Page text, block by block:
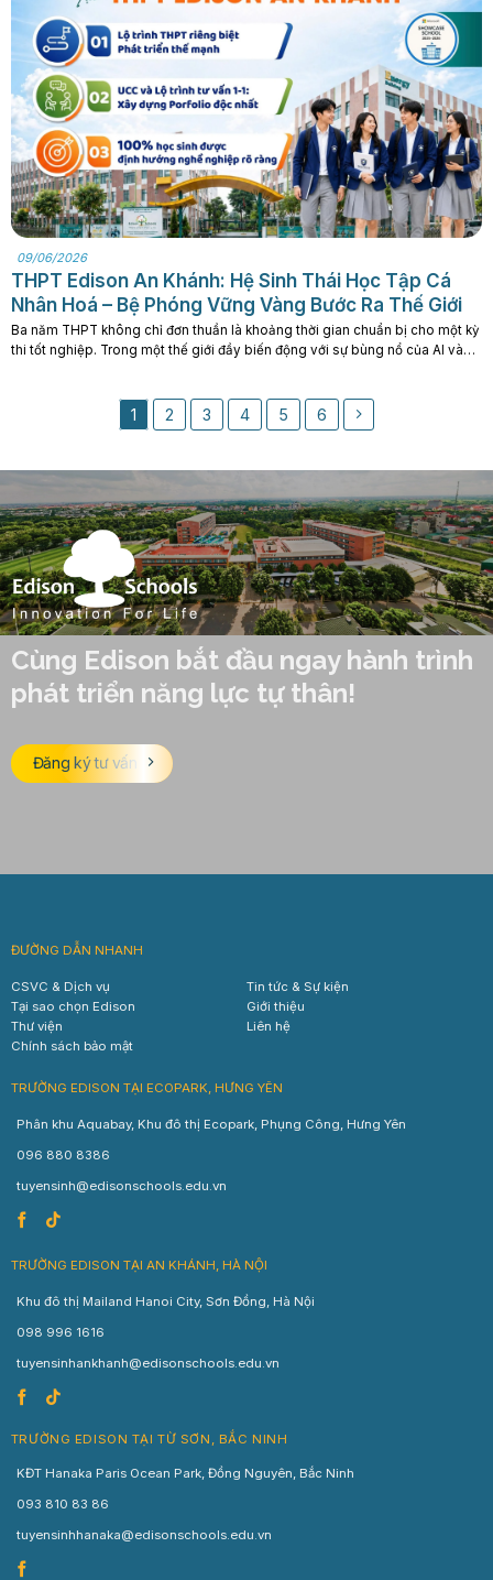
09/06/2026
THPT Edison An Khánh: Hệ Sinh Thái Học Tập Cá
Nhân Hoá – Bệ Phóng Vững Vàng Bước Ra Thế Giới
Ba năm THPT không chỉ đơn thuần là khoảng thời gian chuẩn bị cho một kỳ
thi tốt nghiệp. Trong một thế giới đầy biến động với sự bùng nổ của AI và
1 2 3 4 5 6
Cùng Edison bắt đầu ngay hành trình
phát triển năng lực tự thân!
Đăng ký tư vấn
ĐƯỜNG DẪN NHANH
CSVC & Dịch vụ
Tin tức & Sự kiện
Tại sao chọn Edison
Giới thiệu
Thư viện
Liên hệ
Chính sách bảo mật
TRƯỜNG EDISON TẠI ECOPARK, HƯNG YÊN
Phân khu Aquabay, Khu đô thị Ecopark, Phụng Công, Hưng Yên
096 880 8386
tuyensinh@edisonschools.edu.vn
TRƯỜNG EDISON TẠI AN KHÁNH, HÀ NỘI
Khu đô thị Mailand Hanoi City, Sơn Đồng, Hà Nội
098 996 1616
tuyensinhankhanh@edisonschools.edu.vn
TRƯỜNG EDISON TẠI TỪ SƠN, BẮC NINH
KĐT Hanaka Paris Ocean Park, Đồng Nguyên, Bắc Ninh
093 810 83 86
tuyensinhhanaka@edisonschools.edu.vn